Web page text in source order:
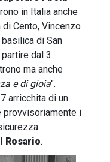
in Italia anche
Cento, Vincenzo
di San
dal 3
ma anche
e di gioia".
arricchita di un
provvisoriamente i
Rosario.